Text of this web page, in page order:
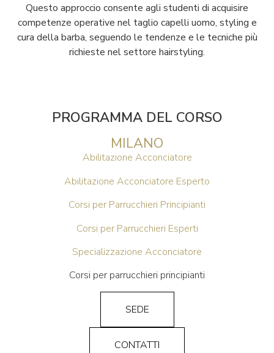
Questo approccio consente agli studenti di acquisire
competenze operative nel taglio capelli uomo, styling e
cura della barba, seguendo le tendenze e le tecniche più
richieste nel settore hairstyling.
PROGRAMMA DEL CORSO
MILANO
Abilitazione Acconciatore
Abilitazione Acconciatore Esperto
Corsi per Parrucchieri Principianti
Corsi per Parrucchieri Esperti
Specializzazione Acconciatore
Corsi per parrucchieri principianti
SEDE
CONTATTI